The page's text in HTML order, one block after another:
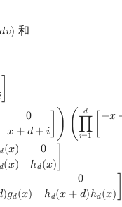
𝑑𝑣)
v) 和
0
𝑥 +𝑑+𝑖 ) (
𝑑
∏
𝑖=1
−𝑥
𝑑(𝑥)
0
𝑑(𝑥) ℎ𝑑(𝑥)
0
)𝑔𝑑(𝑥) ℎ𝑑(𝑥 +𝑑)ℎ𝑑(𝑥)
1d